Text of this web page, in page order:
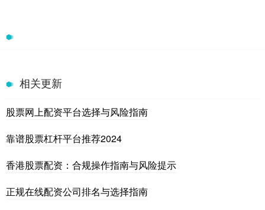
相关更新
股票网上配资平台选择与风险指南
靠谱股票杠杆平台推荐2024
香港股票配资：合规操作指南与风险提示
正规在线配资公司排名与选择指南